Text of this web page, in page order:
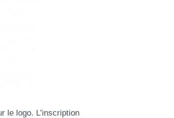
le logo. L’inscription